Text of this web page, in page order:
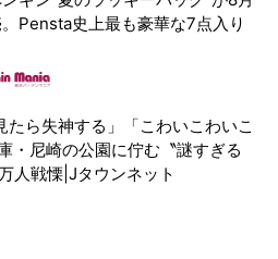
Pensta史上最も豪華な7点入り
たら失神する」「こわいこわいこ
・尼崎の公園に佇む〝謎すぎる
人戦慄|Jタウンネット